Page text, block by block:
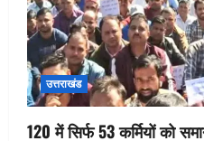
उत्तराखंड
120 में सिर्फ 53 कर्मियों को